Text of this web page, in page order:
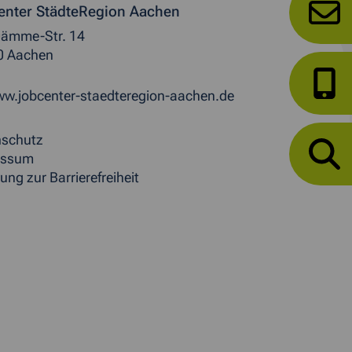
StädteRegion Aachen
Str. 14
Aachen
staedteregion-aachen.de
zur Barrierefreiheit